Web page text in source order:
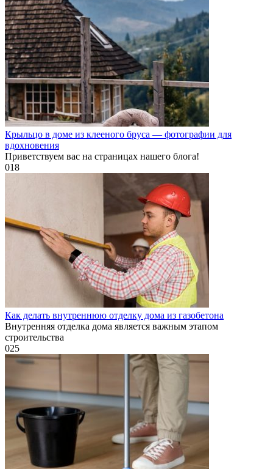
Крыльцо в доме из клееного бруса — фотографии для
вдохновения
Приветствуем вас на страницах нашего блога!
018
Как делать внутреннюю отделку дома из газобетона
Внутренняя отделка дома является важным этапом
строительства
025